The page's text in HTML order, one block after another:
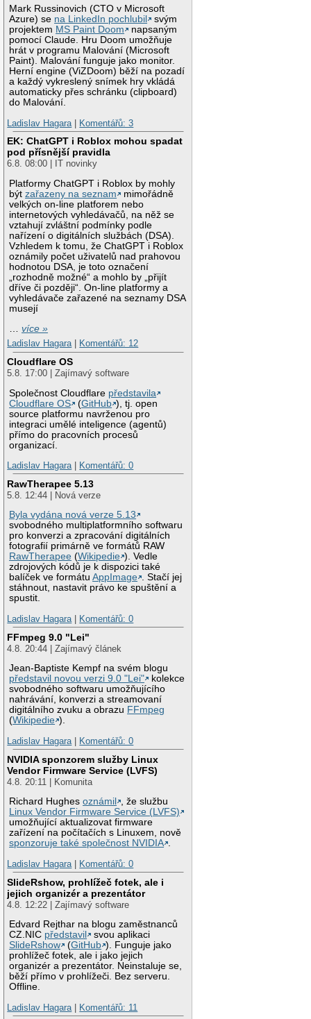
Mark Russinovich (CTO v Microsoft
Azure) se na LinkedIn pochlubil
svým
projektem MS Paint Doom
napsaným
pomocí Claude. Hru Doom umožňuje
hrát v programu Malování (Microsoft
Paint). Malování funguje jako monitor.
Herní engine (ViZDoom) běží na pozadí
a každý vykreslený snímek hry vkládá
automaticky přes schránku (clipboard)
do Malování.
Ladislav Hagara
Komentářů: 3
EK: ChatGPT i Roblox mohou spadat
pod přísnější pravidla
6.8. 08:00 | IT novinky
Platformy ChatGPT i Roblox by mohly
býtzařazeny na seznam
mimořádně
velkých on-line platforem nebo
internetových vyhledávačů, na něž se
vztahují zvláštní podmínky podle
nařízení o digitálních službách (DSA).
Vzhledem k tomu, že ChatGPT i Roblox
oznámily počet uživatelů nad prahovou
hodnotou DSA, je toto označení
„rozhodně možné“ a mohlo by „přijít
dříve či později“. On-line platformy a
vyhledávače zařazené na seznamy DSA
musejí
…více »
Ladislav Hagara| Komentářů: 12
Cloudflare OS
5.8. 17:00 | Zajímavý software
Společnost Cloudflare představila
Cloudflare OS
(GitHub ), tj. open
source platformu navrženou pro
integraci umělé inteligence (agentů)
přímo do pracovních procesů
organizací.
Ladislav Hagara| Komentářů: 0
RawTherapee 5.13
5.8. 12:44 | Nová verze
Byla vydána nová verze 5.13
svobodného multiplatformního softwaru
pro konverzi a zpracování digitálních
fotografií primárně ve formátů RAW
RawTherapee (Wikipedie ). Vedle
zdrojových kódů je k dispozici také
balíček ve formátuAppImage . Stačí jej
stáhnout, nastavit právo ke spuštění a
spustit.
Ladislav Hagara| Komentářů: 0
FFmpeg 9.0 "Lei"
4.8. 20:44 | Zajímavý článek
Jean-Baptiste Kempf na svém blogu
představil novou verzi 9.0 "Lei"
kolekce
svobodného softwaru umožňujícího
nahrávání, konverzi a streamovaní
digitálního zvuku a obrazu FFmpeg
(Wikipedie ).
Ladislav Hagara| Komentářů: 0
NVIDIA sponzorem služby Linux
Vendor Firmware Service (LVFS)
4.8. 20:11 | Komunita
Richard Hughesoznámil
, že službu
Linux Vendor Firmware Service (LVFS)
umožňující aktualizovat firmware
zařízení na počítačích s Linuxem, nově
sponzoruje také společnost NVIDIA .
Ladislav Hagara| Komentářů: 0
SlideRshow, prohlížeč fotek, ale i
jejich organizér a prezentátor
4.8. 12:22 | Zajímavý software
Edvard Rejthar na blogu zaměstnanců
CZ.NIC představil
svou aplikaci
SlideRshow
(GitHub ). Funguje jako
prohlížeč fotek, ale i jako jejich
organizér a prezentátor. Neinstaluje se,
běží přímo v prohlížeči. Bez serveru.
Offline.
Ladislav Hagara| Komentářů: 11